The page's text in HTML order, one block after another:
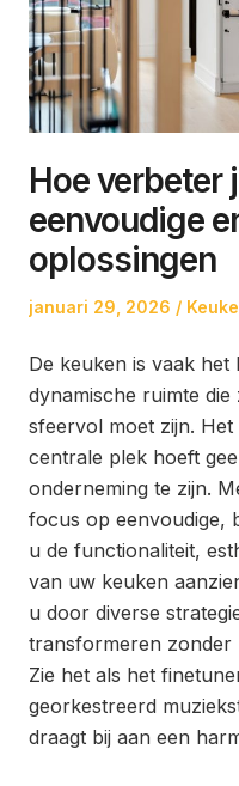
Hoe verbeter
eenvoudige
oplossingen
Posted
januari 29, 2026
De keuken is vaak
dynamische ruimte
sfeervol moet zijn.
centrale plek hoeft
onderneming te zijn.
focus op eenvoudige,
u de functionaliteit,
van uw keuken
u door diverse
transformeren zonder
Zie het als het
georkestreerd
draagt bij aan een